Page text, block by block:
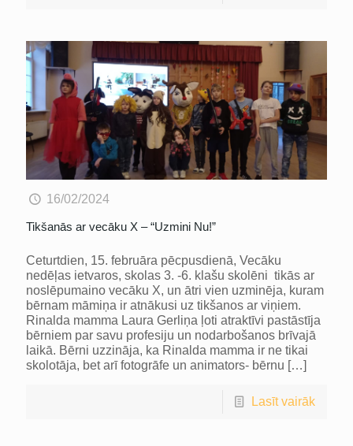
16/02/2024
Tikšanās ar vecāku X – “Uzmini Nu!”
Ceturtdien, 15. februāra pēcpusdienā, Vecāku
nedēļas ietvaros, skolas 3. -6. klašu skolēni tikās ar
noslēpumaino vecāku X, un ātri vien uzminēja, kuram
bērnam māmiņa ir atnākusi uz tikšanos ar viņiem.
Rinalda mamma Laura Gerliņa ļoti atraktīvi pastāstīja
bērniem par savu profesiju un nodarbošanos brīvajā
laikā. Bērni uzzināja, ka Rinalda mamma ir ne tikai
skolotāja, bet arī fotogrāfe un animators- bērnu […]
Lasīt vairāk